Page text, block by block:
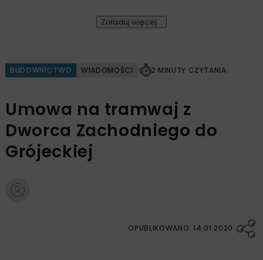
Załaduj więcej...
BUDOWNICTWO WIADOMOŚCI 2 MINUTY CZYTANIA
Umowa na tramwaj z
Dworca Zachodniego do
Grójeckiej
OPUBLIKOWANO: 14.01.2020